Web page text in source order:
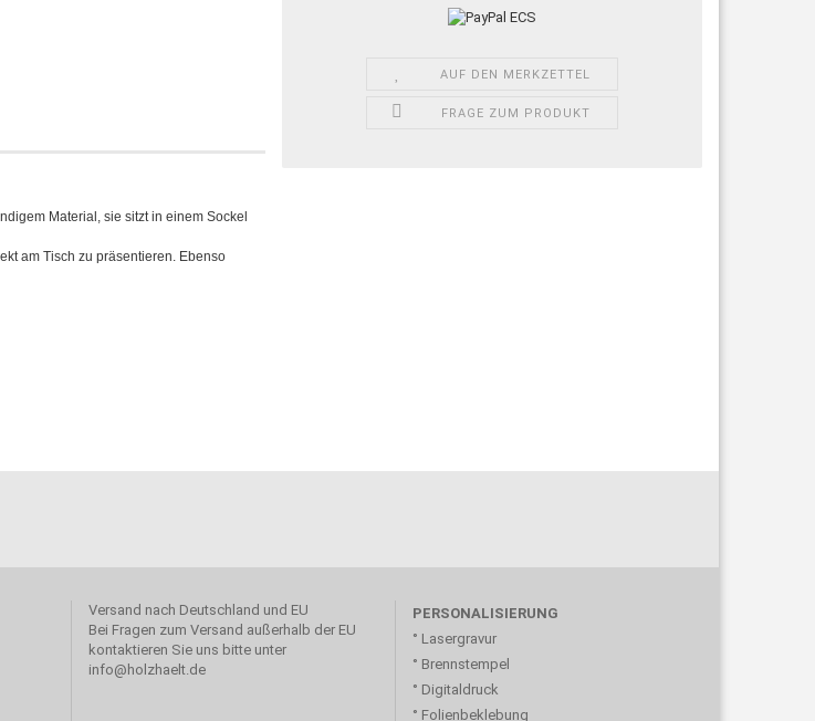
AUF DEN MERKZETTEL
FRAGE ZUM PRODUKT
Material, sie sitzt in einem Sockel
am Tisch zu präsentieren. Ebenso
Versand nach Deutschland und EU
Bei Fragen zum Versand außerhalb der EU
kontaktieren Sie uns bitte unter
info@holzhaelt.de
PERSONALISIERUNG
° Lasergravur
° Brennstempel
° Digitaldruck
° Folienbeklebung